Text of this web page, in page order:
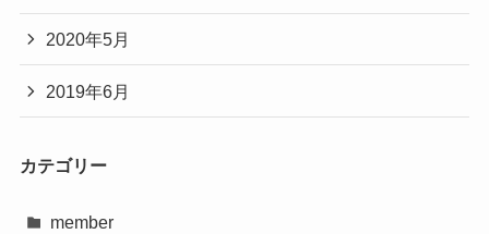
2020年5月
2019年6月
カテゴリー
member